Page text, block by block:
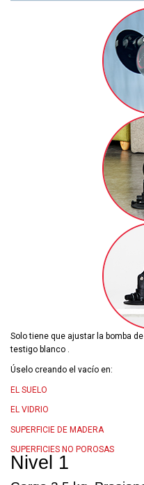
Solo tiene que ajustar la bomba
testigo blanco .
Úselo creando el vacío en:
EL SUELO
EL VIDRIO
SUPERFICIE DE MADERA
SUPERFICIES NO POROSAS
Nivel 1